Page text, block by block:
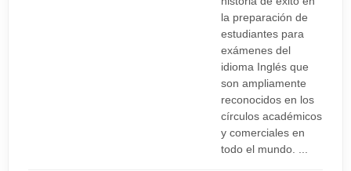
alternativas de transporte para moverte por la
ciudad. No obstante, la mejor forma de recorrer la
ciudad es a pie o en bicicleta. - AUTOBUSES:
principalmente operadas por las compañías
Oxford Bus Company y Stagecoach Oxfordshire,
que operan rutas a Londres y a los aeropuertos
de Gatwick y Heathrow. - TREN: La estación está
a media milla al oeste del centro de la ciudad.
la preparación de
estudiantes para
exámenes del
idioma Inglés que
son ampliamente
reconocidos en los
círculos académicos
y comerciales en
todo el mundo. ...